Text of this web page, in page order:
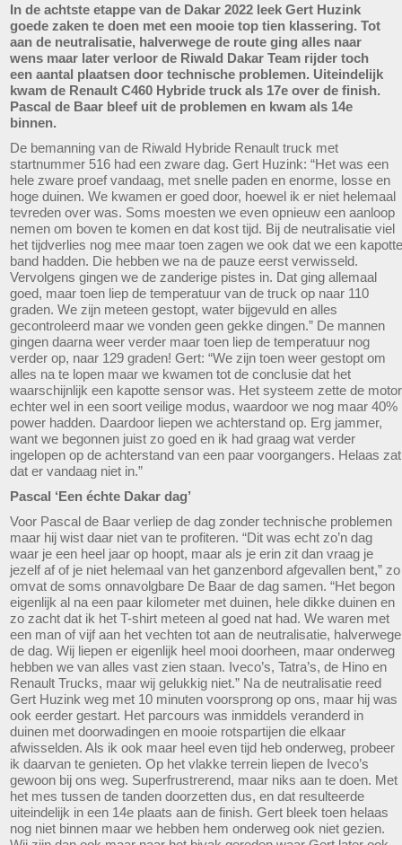
In de achtste etappe van de Dakar 2022 leek Gert Huzink
goede zaken te doen met een mooie top tien klassering. Tot
aan de neutralisatie, halverwege de route ging alles naar
wens maar later verloor de Riwald Dakar Team rijder toch
een aantal plaatsen door technische problemen. Uiteindelijk
kwam de Renault C460 Hybride truck als 17e over de finish.
Pascal de Baar bleef uit de problemen en kwam als 14e
binnen.
De bemanning van de Riwald Hybride Renault truck met
startnummer 516 had een zware dag. Gert Huzink: “Het was een
hele zware proef vandaag, met snelle paden en enorme, losse en
hoge duinen. We kwamen er goed door, hoewel ik er niet helemaal
tevreden over was. Soms moesten we even opnieuw een aanloop
nemen om boven te komen en dat kost tijd. Bij de neutralisatie viel
het tijdverlies nog mee maar toen zagen we ook dat we een kapotte
band hadden. Die hebben we na de pauze eerst verwisseld.
Vervolgens gingen we de zanderige pistes in. Dat ging allemaal
goed, maar toen liep de temperatuur van de truck op naar 110
graden. We zijn meteen gestopt, water bijgevuld en alles
gecontroleerd maar we vonden geen gekke dingen.” De mannen
gingen daarna weer verder maar toen liep de temperatuur nog
verder op, naar 129 graden! Gert: “We zijn toen weer gestopt om
alles na te lopen maar we kwamen tot de conclusie dat het
waarschijnlijk een kapotte sensor was. Het systeem zette de motor
echter wel in een soort veilige modus, waardoor we nog maar 40%
power hadden. Daardoor liepen we achterstand op. Erg jammer,
want we begonnen juist zo goed en ik had graag wat verder
ingelopen op de achterstand van een paar voorgangers. Helaas zat
dat er vandaag niet in.”
Pascal ‘Een échte Dakar dag’
Voor Pascal de Baar verliep de dag zonder technische problemen
maar hij wist daar niet van te profiteren. “Dit was echt zo’n dag
waar je een heel jaar op hoopt, maar als je erin zit dan vraag je
jezelf af of je niet helemaal van het ganzenbord afgevallen bent,” zo
omvat de soms onnavolgbare De Baar de dag samen. “Het begon
eigenlijk al na een paar kilometer met duinen, hele dikke duinen en
zo zacht dat ik het T-shirt meteen al goed nat had. We waren met
een man of vijf aan het vechten tot aan de neutralisatie, halverwege
de dag. Wij liepen er eigenlijk heel mooi doorheen, maar onderweg
hebben we van alles vast zien staan. Iveco’s, Tatra’s, de Hino en
Renault Trucks, maar wij gelukkig niet.” Na de neutralisatie reed
Gert Huzink weg met 10 minuten voorsprong op ons, maar hij was
ook eerder gestart. Het parcours was inmiddels veranderd in
duinen met doorwadingen en mooie rotspartijen die elkaar
afwisselden. Als ik ook maar heel even tijd heb onderweg, probeer
ik daarvan te genieten. Op het vlakke terrein liepen de Iveco’s
gewoon bij ons weg. Superfrustrerend, maar niks aan te doen. Met
het mes tussen de tanden doorzetten dus, en dat resulteerde
uiteindelijk in een 14e plaats aan de finish. Gert bleek toen helaas
nog niet binnen maar we hebben hem onderweg ook niet gezien.